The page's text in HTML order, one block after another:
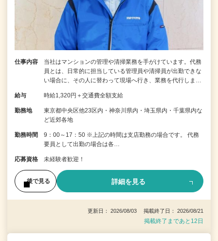
仕事内容
当社はマンションの管理や清掃業務を手がけています。代務
員とは、日常的に担当している管理員や清掃員が出勤できな
い場合に、その人に替わって現場へ行き、業務を代行しま…
給与 時給1,320円＋交通費全額支給
勤務地
東京都中央区他23区内・神奈川県内・埼玉県内・千葉県内な
ど近郊各地
勤務時間
9：00～17：50 ※上記の時間は支店勤務の場合です。 代務
要員として出勤の場合は各…
応募資格 未経験者歓迎！
後で見る 詳細を見る
更新日： 2026/08/03 掲載終了日： 2026/08/21
掲載終了まであと12日